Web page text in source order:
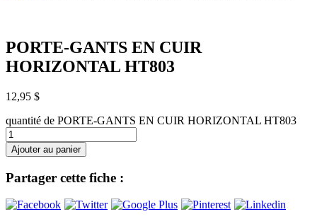
PORTE-GANTS EN CUIR
HORIZONTAL HT803
12,95 $
quantité de PORTE-GANTS EN CUIR HORIZONTAL HT803
Ajouter au panier
Partager cette fiche :